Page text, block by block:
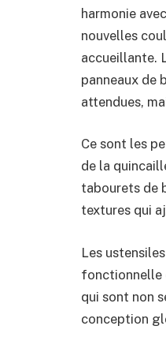
harmonie
nouvelles
accueillante.
panneaux de
attendues,
Ce sont les
de la
tabourets de
textures qui
Les
fonctionnelle
qui sont non
conception